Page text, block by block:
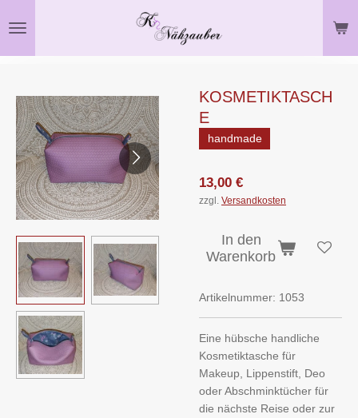
Hauptinhalt
KOSMETIKTASCH
E
handmade
13,00 €
zzgl. Versandkosten
In den
Warenkorb
Artikelnummer: 1053
Eine hübsche handliche
Kosmetiktasche für
Makeup, Lippenstift, Deo
oder Abschminktücher für
die nächste Reise oder zur